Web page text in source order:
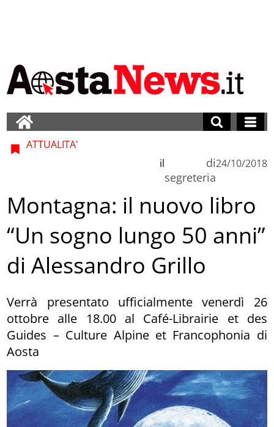
ATTUALITA'
di
segreteria
il 24/10/2018
Montagna: il nuovo libro
“Un sogno lungo 50 anni”
di Alessandro Grillo
Verrà presentato ufficialmente venerdì 26
ottobre alle 18.00 al Café-Librairie et des
Guides – Culture Alpine et Francophonia di
Aosta